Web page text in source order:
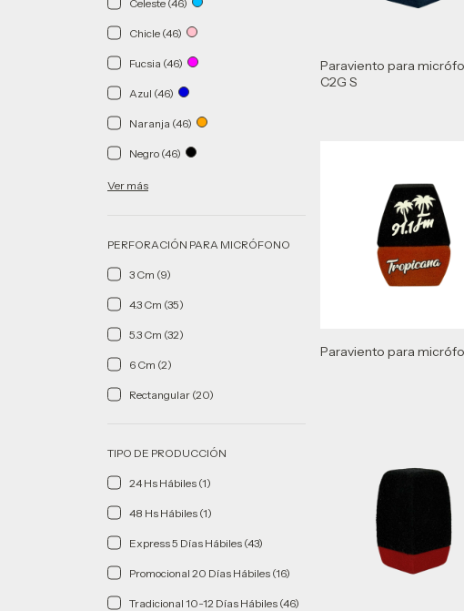
Celeste (46)
Chicle (46)
Fucsia (46)
Azul (46)
Naranja (46)
Negro (46)
Ver más
PERFORACIÓN PARA MICRÓFONO
3 Cm (9)
4.3 Cm (35)
5.3 Cm (32)
6 Cm (2)
Rectangular (20)
TIPO DE PRODUCCIÓN
24 Hs Hábiles (1)
48 Hs Hábiles (1)
Express 5 Días Hábiles (43)
Promocional 20 Días Hábiles (16)
Tradicional 10-12 Días Hábiles (46)
Paraviento para
C2G S
Paraviento para